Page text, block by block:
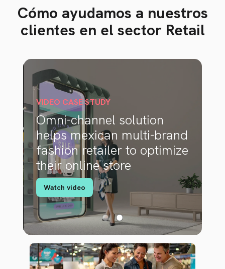
Cómo ayudamos a nuestros
clientes en el sector Retail
VIDEO CASE STUDY
Omni-channel solution
helps mexican multi-brand
fashion retailer to optimize
their online store
Watch video